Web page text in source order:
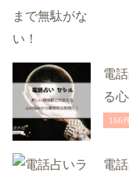
電
る
166
電